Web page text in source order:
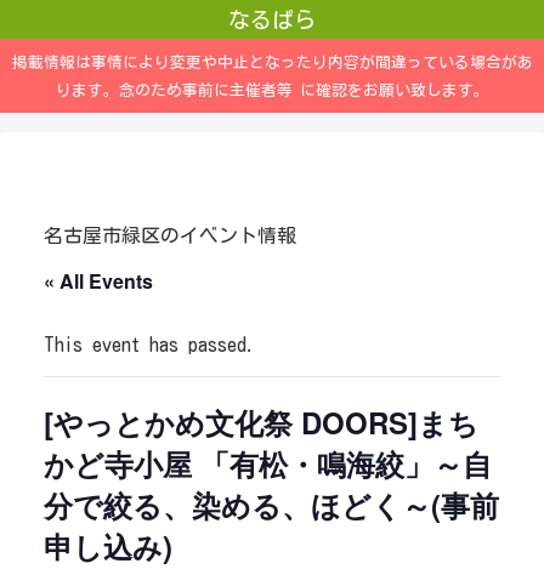
なるぱら
掲載情報は事情により変更や中止となったり内容が間違っている場合があ
ります。念のため事前に主催者等 に確認をお願い致します。
名古屋市緑区のイベント情報
« All Events
This event has passed.
[やっとかめ文化祭 DOORS]まち
かど寺小屋 「有松・鳴海絞」～自
分で絞る、染める、ほどく～(事前
申し込み)